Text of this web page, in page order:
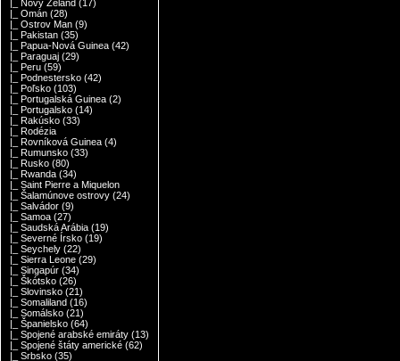
|_ Nový Zéland (17)
|_ Omán (28)
|_ Ostrov Man (9)
|_ Pakistan (35)
|_ Papua-Nová Guinea (42)
|_ Paraguaj (29)
|_ Peru (59)
|_ Podnestersko (42)
|_ Poľsko (103)
|_ Portugalská Guinea (2)
|_ Portugalsko (14)
|_ Rakúsko (33)
|_ Rodézia
|_ Rovníková Guinea (4)
|_ Rumunsko (33)
|_ Rusko (80)
|_ Rwanda (34)
|_ Saint Pierre a Miquelon
|_ Šalamúnove ostrovy (24)
|_ Salvádor (9)
|_ Samoa (27)
|_ Saudská Arábia (19)
|_ Severné Írsko (19)
|_ Seychely (22)
|_ Sierra Leone (29)
|_ Singapúr (34)
|_ Škótsko (26)
|_ Slovinsko (21)
|_ Somaliland (16)
|_ Somálsko (21)
|_ Španielsko (64)
|_ Spojené arabské emiráty (13)
|_ Spojené štáty americké (62)
|_ Srbsko (35)